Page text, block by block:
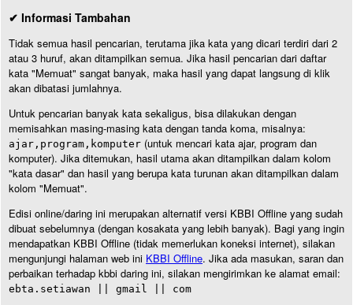
✔ Informasi Tambahan
Tidak semua hasil pencarian, terutama jika kata yang dicari terdiri dari 2
atau 3 huruf, akan ditampilkan semua. Jika hasil pencarian dari daftar
kata "Memuat" sangat banyak, maka hasil yang dapat langsung di klik
akan dibatasi jumlahnya.
Untuk pencarian banyak kata sekaligus, bisa dilakukan dengan
memisahkan masing-masing kata dengan tanda koma, misalnya:
ajar,program,komputer (untuk mencari kata ajar, program dan
komputer). Jika ditemukan, hasil utama akan ditampilkan dalam kolom
"kata dasar" dan hasil yang berupa kata turunan akan ditampilkan dalam
kolom "Memuat".
Edisi online/daring ini merupakan alternatif versi KBBI Offline yang sudah
dibuat sebelumnya (dengan kosakata yang lebih banyak). Bagi yang ingin
mendapatkan KBBI Offline (tidak memerlukan koneksi internet), silakan
mengunjungi halaman web ini KBBI Offline. Jika ada masukan, saran dan
perbaikan terhadap kbbi daring ini, silakan mengirimkan ke alamat email:
ebta.setiawan || gmail || com